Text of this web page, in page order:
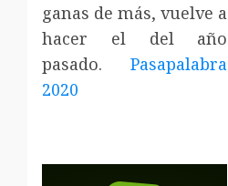
ganas de más, vuelve a
hacer el del año
pasado.Pasapalabra
2020